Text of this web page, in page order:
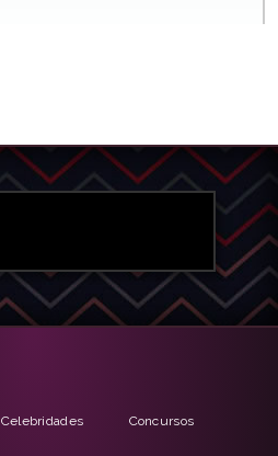
Celebridades Concursos